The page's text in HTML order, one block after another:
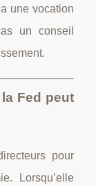
une vocation
un conseil
Fed peut
pour
Lorsqu’elle